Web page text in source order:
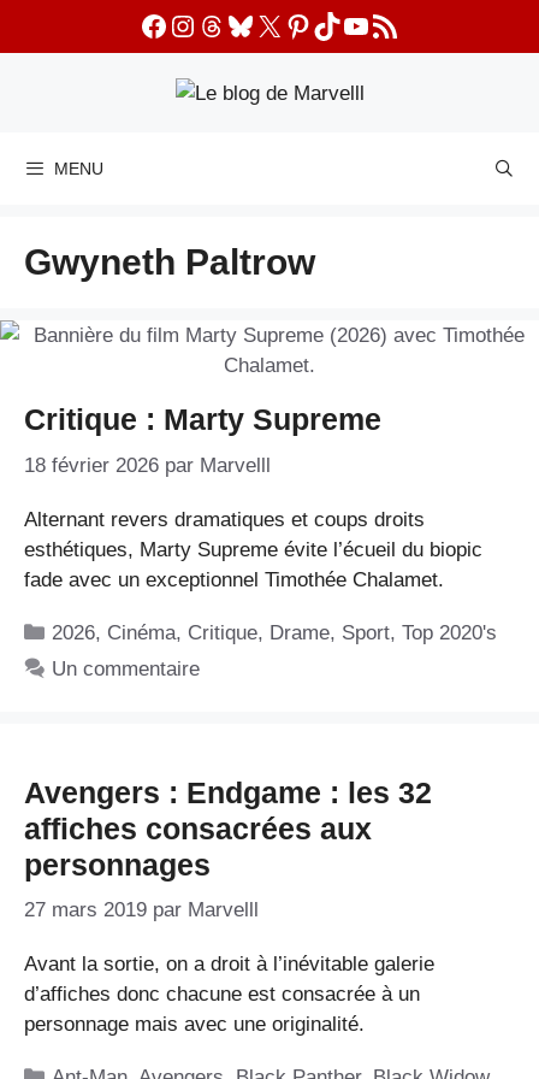
Facebook
Instagram
Threads
Bluesky
X Pinterest
TikTok
YouTube
Flux RSS
MENU
Gwyneth Paltrow
Critique : Marty Supreme
18 février 2026 par Marvelll
Alternant revers dramatiques et coups droits
esthétiques, Marty Supreme évite l’écueil du biopic
fade avec un exceptionnel Timothée Chalamet.
Catégories
2026, Cinéma, Critique, Drame, Sport,Top 2020's
Un commentaire
Avengers : Endgame : les 32
affiches consacrées aux
personnages
27 mars 2019 par Marvelll
Avant la sortie, on a droit à l’inévitable galerie
d’affiches donc chacune est consacrée à un
personnage mais avec une originalité.
Catégories